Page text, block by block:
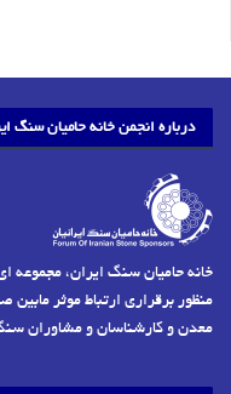
درباره انجمن خانه حامیان سنگ
خانه حامیان سنگ ایران،
منظور برقراری ارتباط موثر
معدن و کارشناسان و مشاوران